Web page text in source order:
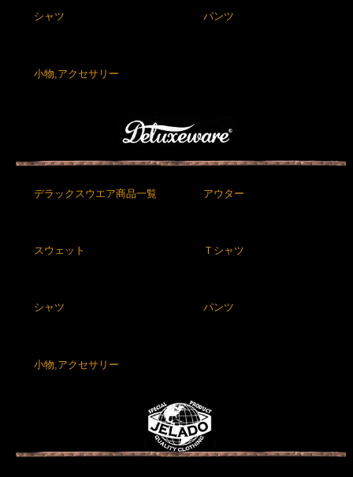
シャツ パンツ
小物,アクセサリー
デラックスウエア商品一覧 アウター
スウェット Ｔシャツ
シャツ パンツ
小物,アクセサリー